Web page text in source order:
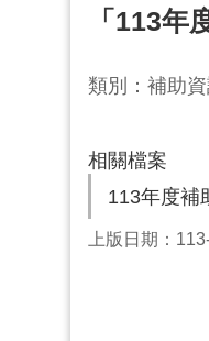
「113年
類別：補助
相關檔案
113年度補
上版日期：